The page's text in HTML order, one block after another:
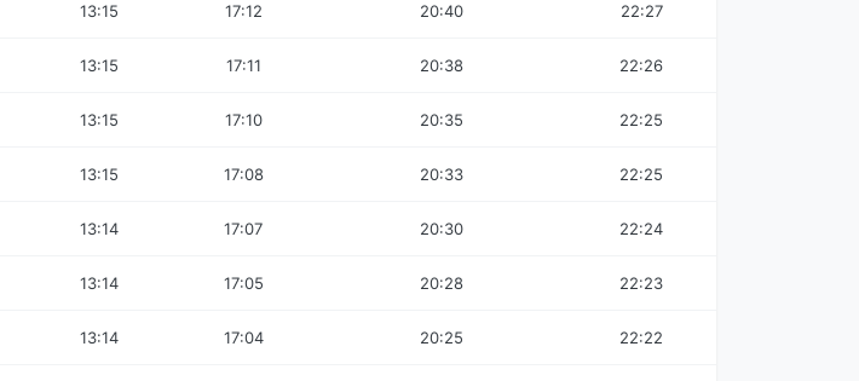
13:15 17:12 20:40 22:27
13:15 17:11 20:38 22:26
13:15 17:10 20:35 22:25
13:15 17:08 20:33 22:25
13:14 17:07 20:30 22:24
13:14 17:05 20:28 22:23
13:14 17:04 20:25 22:22